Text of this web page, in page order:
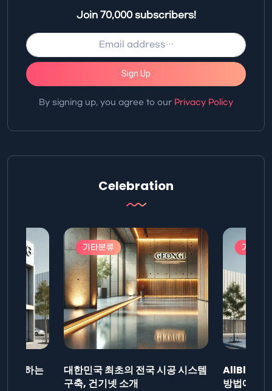
Join 70,000 subscribers!
Sign Up
By signing up, you agree to our Privacy Policy
Celebration
제출하는
기타분류
대한민국 최초의 전국 시공 시스템
구축, 건기넷 소개
기타분
AllBlog에
방법에 대